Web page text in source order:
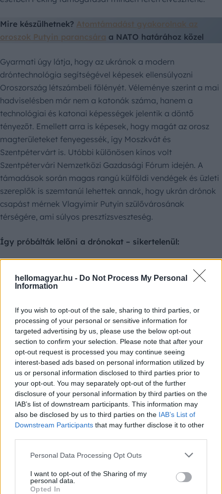
hellomagyar.hu - Do Not Process My Personal
Information
If you wish to opt-out of the sale, sharing to third parties, or
processing of your personal or sensitive information for
targeted advertising by us, please use the below opt-out
section to confirm your selection. Please note that after your
opt-out request is processed you may continue seeing
interest-based ads based on personal information utilized by
us or personal information disclosed to third parties prior to
your opt-out. You may separately opt-out of the further
disclosure of your personal information by third parties on the
IAB’s list of downstream participants. This information may
also be disclosed by us to third parties on the IAB’s List of
Downstream Participants that may further disclose it to other
Please note that this website/app uses one or more Google
not limited to your visit or usage behaviour. You may click to
grant or deny consent to Google and its third-party tags to
Personal Data Processing Opt Outs
I want to opt-out of the Sharing of my
personal data.
Opted In
Mire készülhetnek? Atomtámadást gyakorolnak az
oroszok Putyin parancsára a NATO határához közel
Gyarmati úgy látja, hogy az ukránok a modern
dróntechnológia segítségével képesek ellensúlyozni
Oroszország létszámbeli fölényét. Véleménye szerint a mai
hadviselésben már nem a katonák száma, hanem a
technológiai és katonai képességek jelentik a döntő
tényezőt. Emellett arra is képesek, hogy magát az orosz
magterületeket fenyegessék, így Moszkvát és
Szentpétervárt is. Utóbbi különösen kínos volt
Szentpétervári Nemzetközi Gazdasági Fórum idején. A
támadások során magas rangú külföldi vendégek és üzleti
szereplők is szemtanúi lehettek annak, hogy ukrán drónok
csapást mérnek Vlagyimir Putyin szülővárosának
térségére, ami súlyos presztízsveszteség.
Így próbálták lelőni a drónokat – sikertelenül:
Hazudhatott szüleiről, szülővárosáról,
állampolgárságáról is Putyin?Íme a hivatalos elnöki
életrajz furcsaságai
Míg a távoli régiók vagy az olajfinomítók elleni támadások
kevésbé érintették közvetlenül az orosz hatalmi
központokat (gazdasági szempontból azonban nagyon
súlyos károkat okoznak), addig Moszkva és Szentpétervár
amelyre Putyin hatalma épül. Ez pedig előbb vagy utóbb